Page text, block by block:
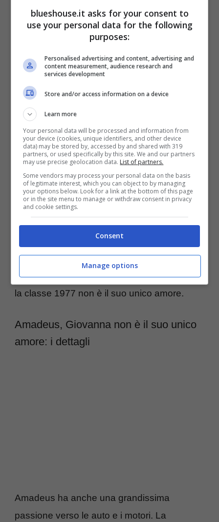
Martino, si è legato a Giovanna Civitillo. I due
formano
da più di 20 anniuna delle coppie
L’incontro è arrivato negli studi de ‘L’Eredità’:
la ballerina si è esibiva soprattutto durante la
Dopo un lungo corteggiamento, Giovanna
decise di cedere alle avance del nativo di
non riuscivo più a fare a meno di lui. Non
vedevo l’ora di andare al lavoro perché
avevo bisogno di lui, di vederlo.Il mio
obiettivo era quello di incontrare il suo
sguardo“, dichiarò la napoletana da Mara
Venier. Per Amadeus,tifosissimo dell’Inter,
la classe 1977 non è il suo unico amore.
Amadeus, Giovanna non è il suo unico
amore: i dettagli
Amadeus ha anche una grandissima
passione verso le auto e i motori. La
blueshouse.it asks for your consent to
use your personal data for the following
purposes:
Personalised advertising and content, advertising and
content measurement, audience research and
services development
Store and/or access information on a device
Learn more
Your personal data will be processed and information from
your device (cookies, unique identifiers, and other device
data) may be stored by, accessed by and shared with 319
partners, or used specifically by this site. We and our partners
may use precise geolocation data. List of partners.
Some vendors may process your personal data on the basis
of legitimate interest, which you can object to by managing
your options below. Look for a link at the bottom of this page
or in the site menu to manage or withdraw consent in privacy
and cookie settings.
Consent
Manage options